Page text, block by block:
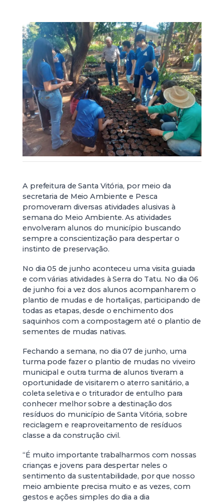
A prefeitura de Santa Vitória, por meio da
secretaria de Meio Ambiente e Pesca
promoveram diversas atividades alusivas à
semana do Meio Ambiente. As atividades
envolveram alunos do município buscando
sempre a conscientização para despertar o
instinto de preservação.
No dia 05 de junho aconteceu uma visita guiada
e com várias atividades à Serra do Tatu. No dia 06
de junho foi a vez dos alunos acompanharem o
plantio de mudas e de hortaliças, participando de
todas as etapas, desde o enchimento dos
saquinhos com a compostagem até o plantio de
sementes de mudas nativas.
Fechando a semana, no dia 07 de junho, uma
turma pode fazer o plantio de mudas no viveiro
municipal e outra turma de alunos tiveram a
oportunidade de visitarem o aterro sanitário, a
coleta seletiva e o triturador de entulho para
conhecer melhor sobre a destinação dos
resíduos do município de Santa Vitória, sobre
reciclagem e reaproveitamento de resíduos
classe a da construção civil.
“É muito importante trabalharmos com nossas
crianças e jovens para despertar neles o
sentimento da sustentabilidade, por que nosso
meio ambiente precisa muito e as vezes, com
gestos e ações simples do dia a dia